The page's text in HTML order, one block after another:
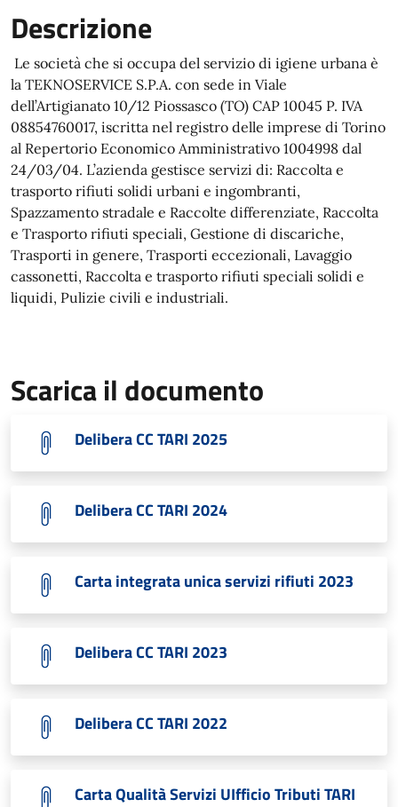
Descrizione
Le società che si occupa del servizio di igiene urbana è
la TEKNOSERVICE S.P.A. con sede in Viale
dell’Artigianato 10/12 Piossasco (TO) CAP 10045 P. IVA
08854760017, iscritta nel registro delle imprese di Torino
al Repertorio Economico Amministrativo 1004998 dal
24/03/04. L’azienda gestisce servizi di: Raccolta e
trasporto rifiuti solidi urbani e ingombranti,
Spazzamento stradale e Raccolte differenziate, Raccolta
e Trasporto rifiuti speciali, Gestione di discariche,
Trasporti in genere, Trasporti eccezionali, Lavaggio
cassonetti, Raccolta e trasporto rifiuti speciali solidi e
liquidi, Pulizie civili e industriali.
Scarica il documento
Delibera CC TARI 2025
Delibera CC TARI 2024
Carta integrata unica servizi rifiuti 2023
Delibera CC TARI 2023
Delibera CC TARI 2022
Carta Qualità Servizi UIfficio Tributi TARI